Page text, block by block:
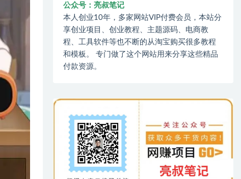
公众号：亮叔笔记
本人创业10年，多家网站VIP付费会员，本站分
享创业项目、创业教程、主题源码、电商教
程、工具软件等也不断的从淘宝购买很多教程
和模板。 专门做了这个网站用来分享这些精品
付款资源。